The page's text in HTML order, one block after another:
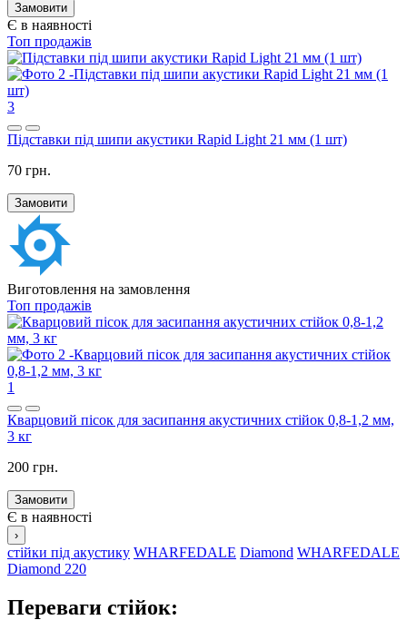
Замовити
Є в наявності
Топ продажів
3
Підставки під шипи акустики Rapid Light 21 мм (1 шт)
70 грн.
Замовити
Виготовлення на замовлення
Топ продажів
1
Кварцовий пісок для засипання акустичних стійок 0,8-1,2 мм,
3 кг
200 грн.
Замовити
Є в наявності
›
стійки під акустику WHARFEDALE Diamond WHARFEDALE
Diamond 220
Переваги стійок: